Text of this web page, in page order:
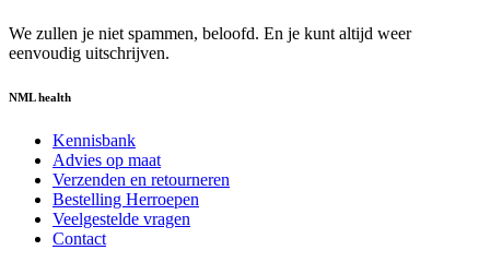
We zullen je niet spammen, beloofd. En je kunt altijd weer
eenvoudig uitschrijven.
NML health
Kennisbank
Advies op maat
Verzenden en retourneren
Bestelling Herroepen
Veelgestelde vragen
Contact